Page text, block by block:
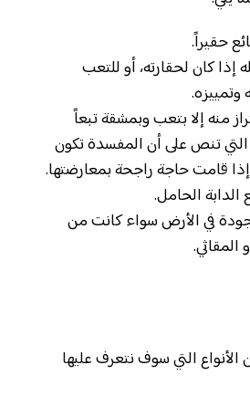
حقيراً.
إذا كان لحقارته، أو للتعب
وتمييزه.
منه إلا بتعب وبمشقة تبعاً
التي تنص على أن المفسدة تكون
قامت حاجة راجحة بمعارضتها.
الدابة الحامل.
في الأرض سواء كانت من
المقاثي.
التي سوف نتعرف عليها